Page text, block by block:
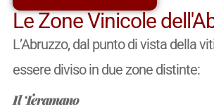
Le Zone Vinicole
L’Abruzzo, dal punto di vista della
essere diviso in due zone distinte:
Il Teramano